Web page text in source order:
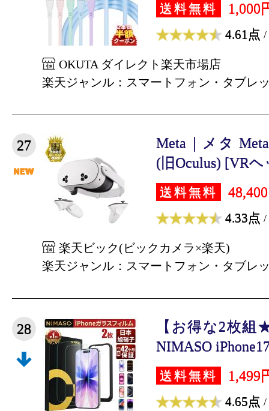
送料無料 1,000
4.61点 /
OKUTA ダイレクト楽天市場店
楽天ジャンル：スマートフォン・タブレ
27
Meta｜メタ Meta
(旧Oculus) [VRヘ
送料無料
4.33点 /
楽天ビック(ビックカメラ×楽天)
楽天ジャンル：スマートフォン・タブレ
28
【お得な2枚組
NIMASO
送料無料 1,499
4.65点 /